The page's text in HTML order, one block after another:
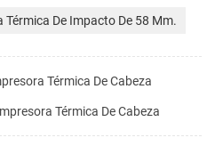
De Impacto De 58 Mm.
Térmica De Cabeza
Térmica De Cabeza